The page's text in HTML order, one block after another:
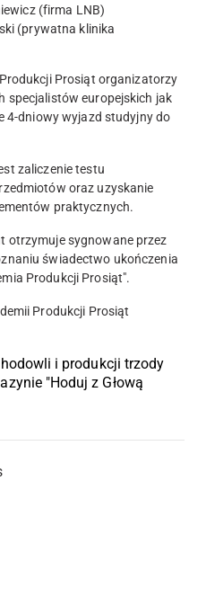
(firma LNB)
(prywatna klinika
Prosiąt organizatorzy
specjalistów europejskich jak
4-dniowy wyjazd studyjny do
zaliczenie testu
oraz uzyskanie
praktycznych.
otrzymuje sygnowane przez
świadectwo ukończenia
Produkcji Prosiąt".
Produkcji Prosiąt
i produkcji trzody
"Hoduj z Głową